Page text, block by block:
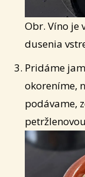
Obr. Víno je
dusenia
Pridáme
okoreníme,
podávame,